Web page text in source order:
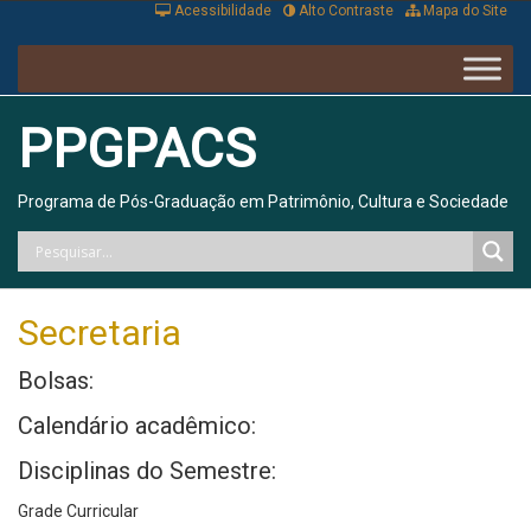
Mapa do Site
Alto Contraste
Acessibilidade
PPGPACS
Programa de Pós-Graduação em Patrimônio, Cultura e Sociedade
Secretaria
Bolsas:
Calendário acadêmico:
Disciplinas do Semestre:
Grade Curricular